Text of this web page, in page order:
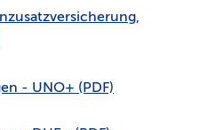
- UNO+ (PDF)